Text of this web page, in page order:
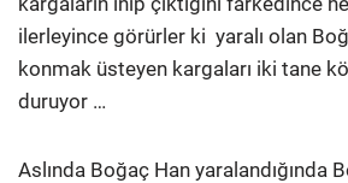
ilerleyince görürler ki yaralı olan
konmak üsteyen kargaları iki tane
duruyor …
Aslında Boğaç Han yaralandığında